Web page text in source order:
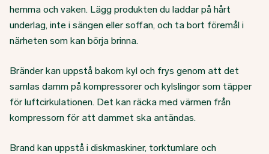
hemma och vaken. Lägg produkten du laddar på hårt
underlag, inte i sängen eller soffan, och ta bort föremål i
närheten som kan börja brinna.
Bränder kan uppstå bakom kyl och frys genom att det
samlas damm på kompressorer och kylslingor som täpper
för luftcirkulationen. Det kan räcka med värmen från
kompressorn för att dammet ska antändas.
Brand kan uppstå i diskmaskiner, torktumlare och